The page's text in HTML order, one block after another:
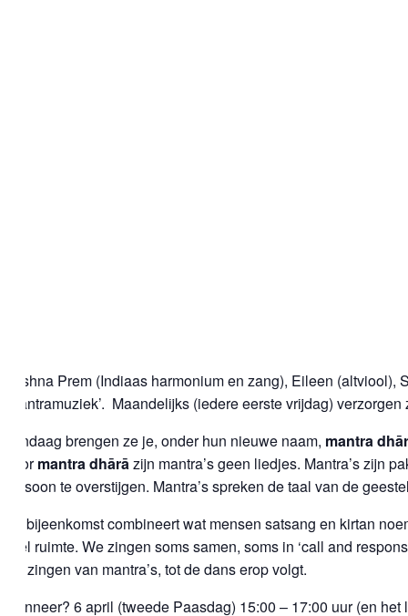
Krishna Prem (Indiaas harmonium en zang), Eileen
‘mantramuziek’. Maandelijks (iedere eerste vrijdag)
Vandaag brengen ze je, onder hun nieuwe naam, mantra
Voormantra dhārāzijn mantra’s geen liedjes. Mantra’s zijn
persoon te overstijgen. Mantra’s spreken de taal van de
De bijeenkomst combineert wat mensen satsang en kirtan
veel ruimte. We zingen soms samen, soms in ‘call and
het zingen van mantra’s, tot de dans erop volgt.
Wanneer? 6 april (tweede Paasdag) 15:00 – 17:00 uur (en het